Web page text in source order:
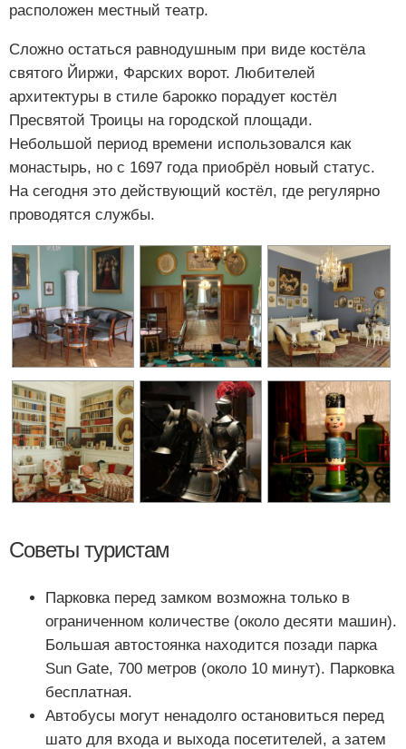
расположен местный театр.
Сложно остаться равнодушным при виде костёла
святого Йиржи, Фарских ворот. Любителей
архитектуры в стиле барокко порадует костёл
Пресвятой Троицы на городской площади.
Небольшой период времени использовался как
монастырь, но с 1697 года приобрёл новый статус.
На сегодня это действующий костёл, где регулярно
проводятся службы.
Советы туристам
Парковка перед замком возможна только в
ограниченном количестве (около десяти машин).
Большая автостоянка находится позади парка
Sun Gate, 700 метров (около 10 минут). Парковка
бесплатная.
Автобусы могут ненадолго остановиться перед
шато для входа и выхода посетителей, а затем